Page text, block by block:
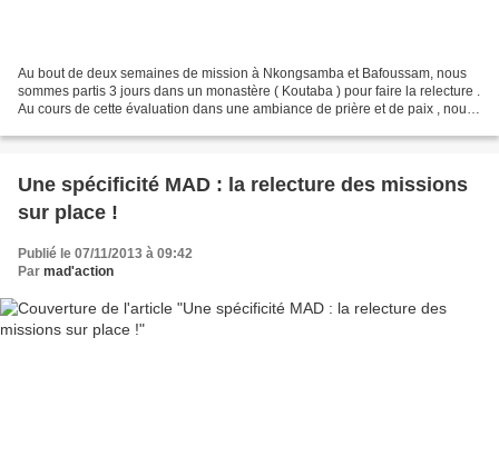
Au bout de deux semaines de mission à Nkongsamba et Bafoussam, nous
sommes partis 3 jours dans un monastère ( Koutaba ) pour faire la relecture .
Au cours de cette évaluation dans une ambiance de prière et de paix , nous
Une spécificité MAD : la relecture des missions
sur place !
Publié le 07/11/2013 à 09:42
Par mad'action